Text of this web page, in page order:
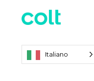
Italiano